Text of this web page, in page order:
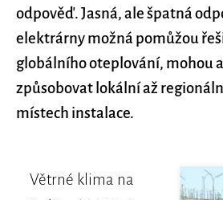
odpověď. Jasná, ale špatná
elektrárny možná pomůžou
globálního oteplování, mohou
způsobovat lokální až
místech instalace.
Větrné klima na